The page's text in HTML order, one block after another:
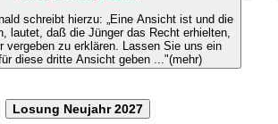
schreibt hierzu: „Eine Ansicht ist und die
lautet, daß die Jünger das Recht erhielten,
zu erklären. Lassen Sie uns ein
diese dritte Ansicht geben ..."(mehr)
Losung Neujahr 2027